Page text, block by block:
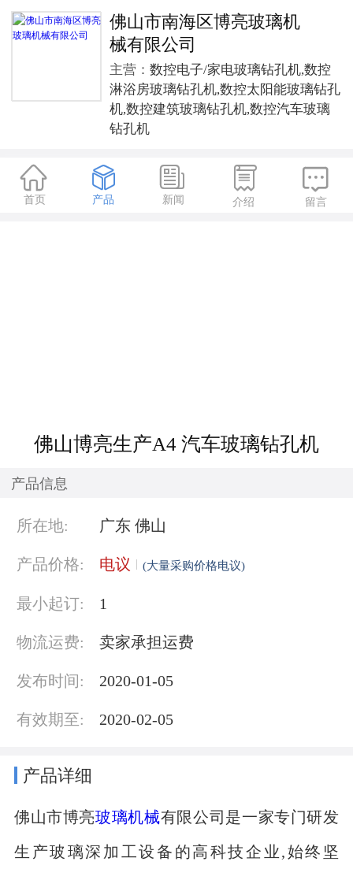
佛山市南海区博亮玻璃机
械有限公司
主营： 数控电子/家电玻璃钻孔机,数控
淋浴房玻璃钻孔机,数控太阳能玻璃钻孔
机,数控建筑玻璃钻孔机,数控汽车玻璃
钻孔机

首页

产品

新闻

介绍

留言
佛山博亮生产A4 汽车玻璃钻孔机
产品信息
所在地: 广东 佛山
产品价格: 电议 (大量采购价格电议)
最小起订: 1
物流运费: 卖家承担运费
发布时间: 2020-01-05
有效期至: 2020-02-05
产品详细
佛山市博亮玻璃机械有限公司是一家专门研发
生产玻璃深加工设备的高科技企业,始终坚